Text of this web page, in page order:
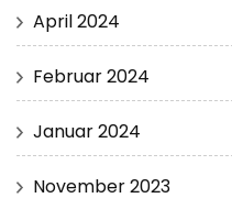
April 2024
Februar 2024
Januar 2024
November 2023